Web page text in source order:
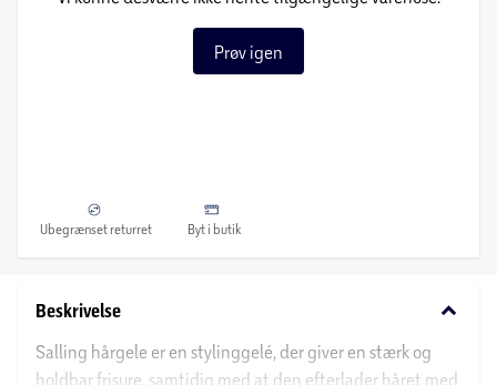
Prøv igen
Ubegrænset returret Byt i butik
Beskrivelse keyboard_arrow_down
Salling hårgele er en stylinggelé, der giver en stærk og
holdbar frisure, samtidig med at den efterlader håret med